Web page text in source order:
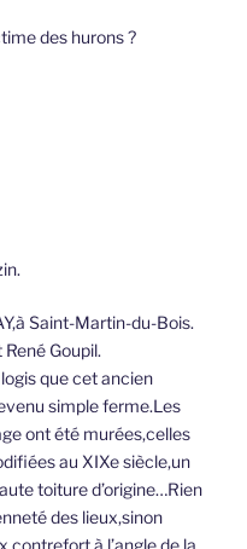
des hurons ?
Saint-Martin-du-Bois.
Goupil.
que cet ancien
simple ferme.Les
ont été murées,celles
au XIXe siècle,un
toiture d’origine…Rien
des lieux,sinon